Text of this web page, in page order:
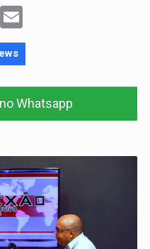
Telegram
Whatsapp